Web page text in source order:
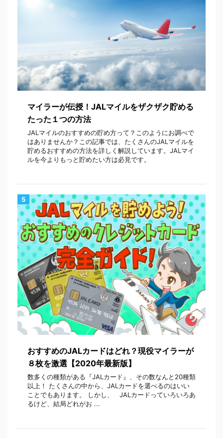
マイラーが伝授！JALマイルをザクザク貯める
たった１つの方法
JALマイルのおすすめの貯め方って？このようにお調べで
はありませんか？この記事では、たくさんのJALマイルを
貯めるおすすめの方法を詳しく解説しています。JALマイ
ルを今よりもっと貯めたい方は必見です。
5
おすすめのJALカードはどれ？現役マイラーが
８枚を激選【2020年最新版】
数多くの種類がある『JALカード』、その数なんと20種類
以上！ たくさんの中から、JALカードを選べるのはいい
ことでもあります。 しかし、 JALカードっていろいろあ
るけど、結局どれがお ...